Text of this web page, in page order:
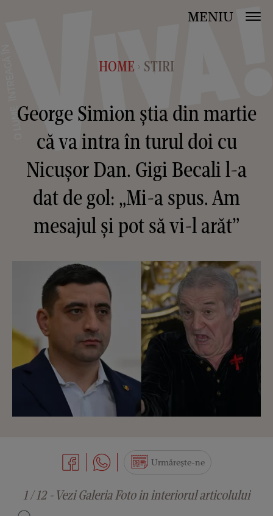
MENIU
HOME > STIRI
George Simion știa din martie
că va intra în turul doi cu
Nicușor Dan. Gigi Becali l-a
dat de gol: „Mi-a spus. Am
mesajul și pot să vi-l arăt”
Urmărește-ne
1 / 12 - Vezi Galeria Foto in interiorul articolului